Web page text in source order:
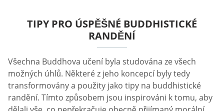
TIPY PRO ÚSPĚŠNÉ BUDDHISTICKÉ
RANDĚNÍ
Všechna Buddhova učení byla studována ze všech
možných úhlů. Některé z jeho koncepcí byly tedy
transformovány a použity jako tipy na buddhistické
randění. Tímto způsobem jsou inspirováni k tomu, aby